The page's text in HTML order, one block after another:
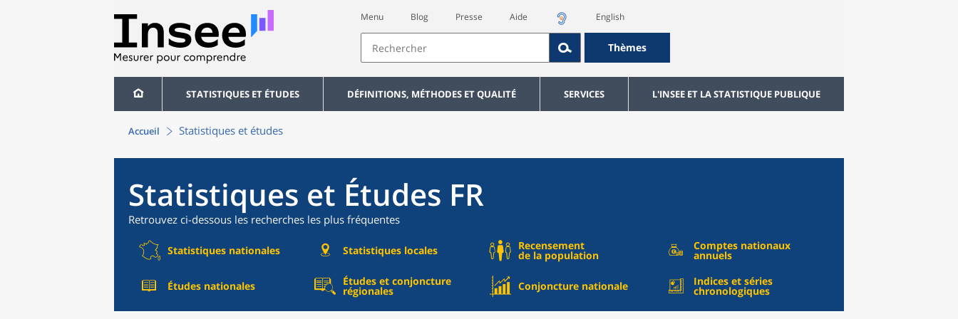
Menu Blog Presse Aide English
Thèmes
STATISTIQUES ET ÉTUDES DÉFINITIONS, MÉTHODES ET QUALITÉ SERVICES L'INSEE ET LA STATISTIQUE PUBLIQUE
Accueil Statistiques et études
Statistiques et Études FR
Retrouvez ci-dessous les recherches les plus fréquentes
Statistiques nationales Statistiques locales Recensement
de la population
Comptes nationaux
annuels
Études nationales Études et conjoncture
régionales Conjoncture nationale Indices et séries
chronologiques